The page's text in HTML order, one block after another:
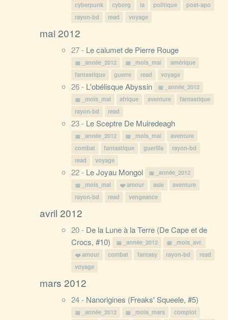
cyberpunk
cyborg ia politique
post-apo
rayon-bd
read voyage
mai 2012
27 - Le calumet de Pierre Rouge
_année_2012 _mois_mai
amérique
fantastique
guerre read voyage
26 - L'obélisque Abyssin
_année_2012
_mois_mai
afrique aventure
fantastique
rayon-bd
read
23 - Le Sceptre De Muiredeagh
_année_2012 _mois_mai
aventure
combat
fantastique guerilla
rayon-bd
read
voyage
22 - Le Joyau Mongol
_année_2012
_mois_mai
amour asie
aventure
rayon-bd
read vengeance
avril 2012
20 - De la Lune à la Terre (De Cape et de
Crocs, #10)
_année_2012
_mois_avr.
amour
combat fantasy rayon-bd
read
voyage
mars 2012
24 - Nanorigines (Freaks' Squeele, #5)
_année_2012 _mois_mars complot